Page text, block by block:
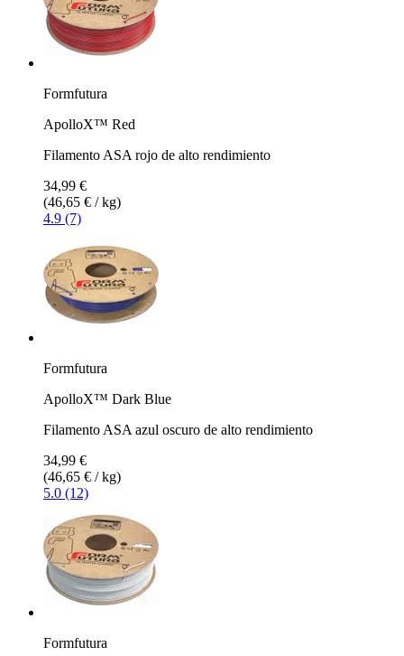
Formfutura
ApolloX™ Red
Filamento ASA rojo de alto rendimiento
34,99 €
(46,65 € / kg)
4.9 (7)
Formfutura
ApolloX™ Dark Blue
Filamento ASA azul oscuro de alto rendimiento
34,99 €
(46,65 € / kg)
5.0 (12)
Formfutura